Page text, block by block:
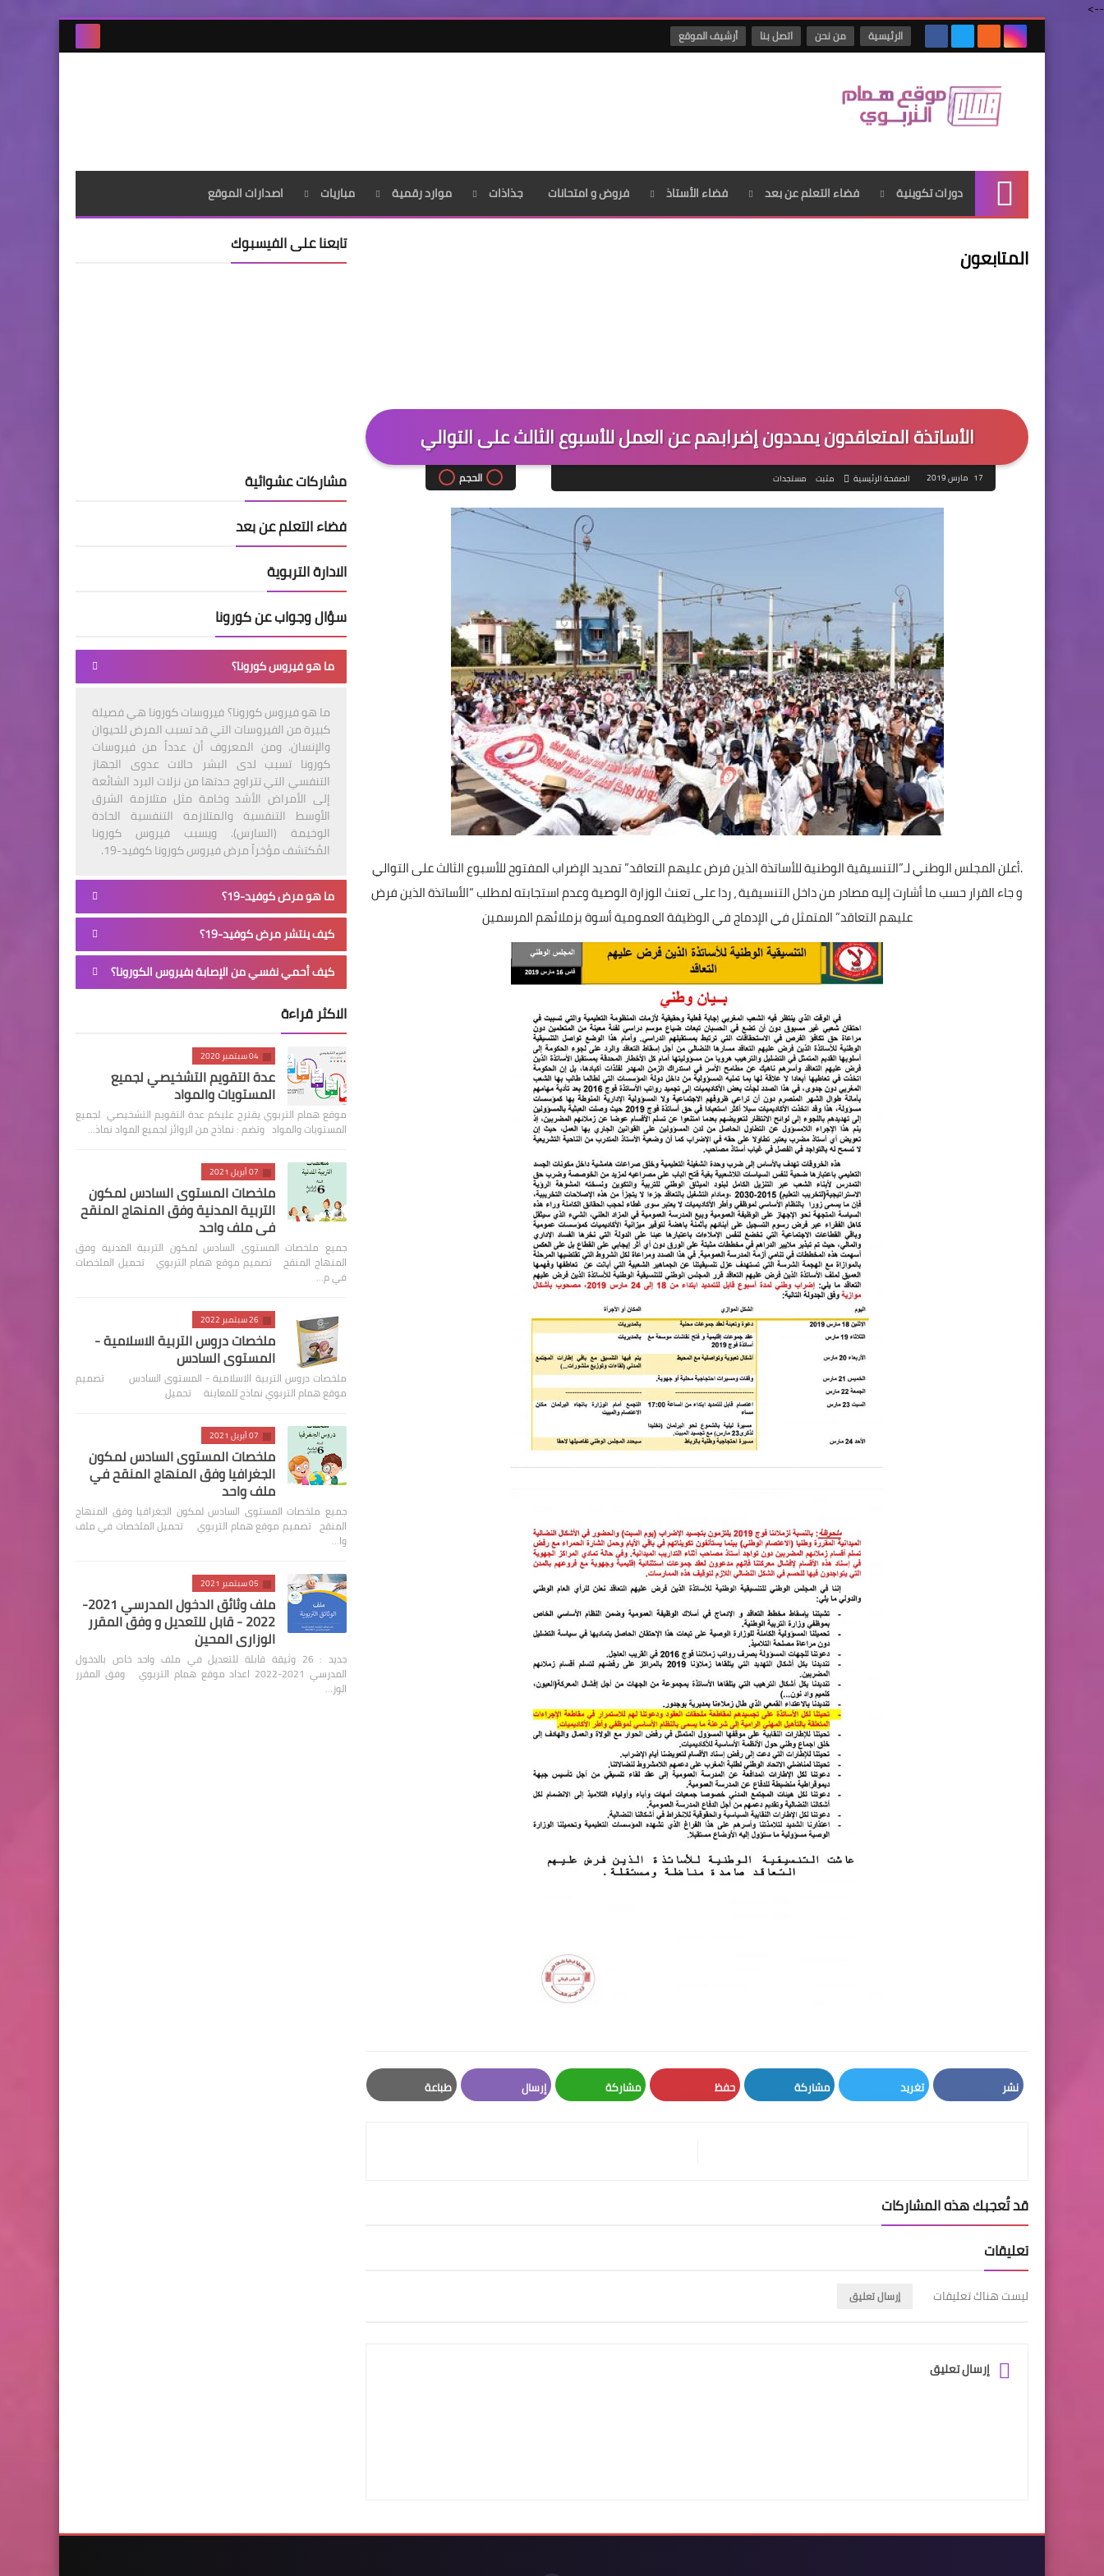
-->
الرئيسية من نحن اتصل بنا أرشيف الموقع
الرئيسية
دورات تكوينية فضاء التعلم عن بعد فضاء الأستاذ فروض و امتحانات جذاذات موارد رقمية مباريات اصدارات الموقع
المتابعون
الأساتذة المتعاقدون يمددون إضرابهم عن العمل للأسبوع الثالث على التوالي
17 مارس 2019 الصفحة الرئيسية مثبت مستجدات الحجم
أعلن المجلس الوطني لـ”التنسيقية الوطنية للأساتذة الذين فرض عليهم التعاقد” تمديد الإضراب المفتوح للأسبوع الثالث على التوالي.
و جاء القرار حسب ما أشارت إليه مصادر من داخل التنسيقية ، ردا على تعنث الوزارة الوصية وعدم استجابته لمطلب “الأساتذة الذين فرض
عليهم التعاقد” المتمثل في الإدماج في الوظيفة العمومية أسوة بزملائهم المرسمين
نشر تغريد مشاركة حفظ مشاركة إرسال طباعة
قد تُعجبك هذه المشاركات
تعليقات
ليست هناك تعليقات إرسال تعليق
إرسال تعليق
تابعنا على الفيسبوك
مشاركات عشوائية
فضاء التعلم عن بعد
الادارة التربوية
سؤال وجواب عن كورونا
ما هو فيروس كورونا؟
ما هو فيروس كورونا؟ فيروسات كورونا هي فصيلة
كبيرة من الفيروسات التي قد تسبب المرض للحيوان
والإنسان. ومن المعروف أن عدداً من فيروسات
كورونا تسبب لدى البشر حالات عدوى الجهاز
التنفسي التي تتراوح حدتها من نزلات البرد الشائعة
إلى الأمراض الأشد وخامة مثل متلازمة الشرق
الأوسط التنفسية والمتلازمة التنفسية الحادة
الوخيمة (السارس). ويسبب فيروس كورونا
المُكتشف مؤخراً مرض فيروس كورونا كوفيد-19.
ما هو مرض كوفيد-19؟
كيف ينتشر مرض كوفيد-19؟
كيف أحمي نفسي من الإصابة بفيروس الكورونا؟
الاكثر قراءة
04 سبتمبر 2020
عدة التقويم التشخيصي لجميع
المستويات والمواد
موقع همام التربوي يقترح عليكم عدة التقويم التشخيصي لجميع
المستويات والمواد وتضم : نماذج من الروائز لجميع المواد نماذ…
07 أبريل 2021
ملخصات المستوى السادس لمكون
التربية المدنية وفق المنهاج المنقح
في ملف واحد
جميع ملخصات المستوى السادس لمكون التربية المدنية وفق
المنهاج المنقح تصميم موقع همام التربوي تحميل الملخصات
في م…
26 سبتمبر 2022
ملخصات دروس التربية الاسلامية -
المستوى السادس
ملخصات دروس التربية الاسلامية - المستوى السادس تصميم
موقع همام التربوي نماذج للمعاينة تحميل
07 أبريل 2021
ملخصات المستوى السادس لمكون
الجغرافيا وفق المنهاج المنقح في
ملف واحد
جميع ملخصات المستوى السادس لمكون الجغرافيا وفق المنهاج
المنقح تصميم موقع همام التربوي تحميل الملخصات في ملف
وا…
05 سبتمبر 2021
ملف وثائق الدخول المدرسي 2021-
2022 - قابل للتعديل و وفق المقرر
الوزاري المحين
جديد : 26 وثيقة قابلة للتعديل في ملف واحد خاص بالدخول
المدرسي 2021-2022 اعداد موقع همام التربوي وفق المقرر
الوز…